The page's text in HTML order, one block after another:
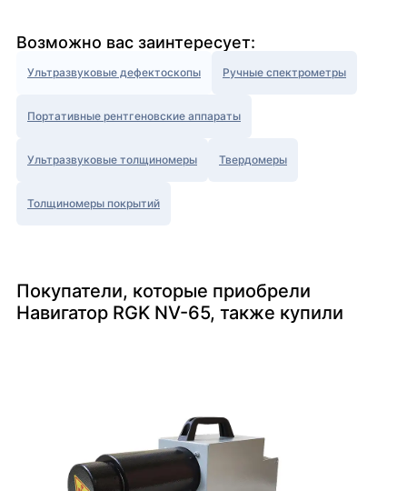
Возможно вас заинтересует:
Ультразвуковые дефектоскопы Ручные спектрометры
Портативные рентгеновские аппараты
Ультразвуковые толщиномеры Твердомеры
Толщиномеры покрытий
Покупатели, которые приобрели
Навигатор RGK NV-65, также купили